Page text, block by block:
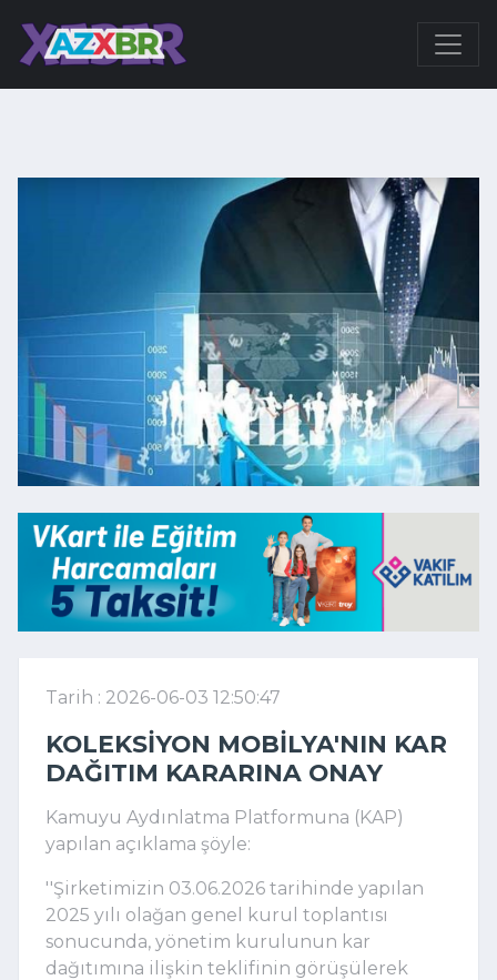
Tarih : 2026-06-03 12:50:47
KOLEKSIYON MOBILYA'NIN KAR
DAĞITIM KARARINA ONAY
Kamuyu Aydınlatma Platformuna (KAP)
yapılan açıklama şöyle:
''Şirketimizin 03.06.2026 tarihinde yapılan
2025 yılı olağan genel kurul toplantısı
sonucunda, yönetim kurulunun kar
dağıtımına ilişkin teklifinin görüşülerek